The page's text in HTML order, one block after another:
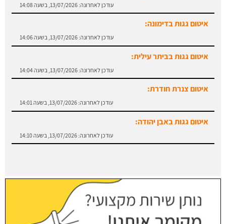
עודכן לאחרונה: 13/07/2026, בשעה 14:08
איטום גגות בדימונה:
עודכן לאחרונה: 13/07/2026, בשעה 14:06
איטום גגות בביתר עילית:
עודכן לאחרונה: 13/07/2026, בשעה 14:04
איטום צנרת חודרת:
עודכן לאחרונה: 13/07/2026, בשעה 14:01
איטום גגות באבן יהודה:
עודכן לאחרונה: 13/07/2026, בשעה 14:10